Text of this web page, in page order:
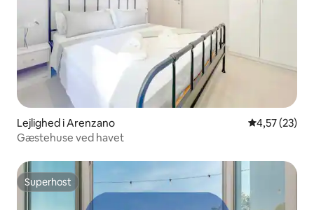
Lejlighed i Arenzano 4,57 ud af 5
4,57 (23)
Gæstehuse ved havet
Superhost
Superhost